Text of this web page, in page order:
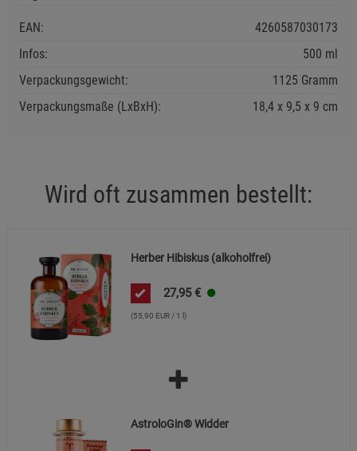
EAN:
4260587030173
Infos:
500 ml
Verpackungsgewicht:
1125 Gramm
Verpackungsmaße (LxBxH):
18,4 9,5 9 cm
Wird oft zusammen bestellt:
Herber Hibiskus (alkoholfrei)
27,95 €
(55,90 EUR / 1 l)
AstroloGin® Widder
Statistik Cookies (2) Statistik Cookies
Beschreibung Statistik Cookies
Cookie-Informationen
Cookie-Informationen anzeigen